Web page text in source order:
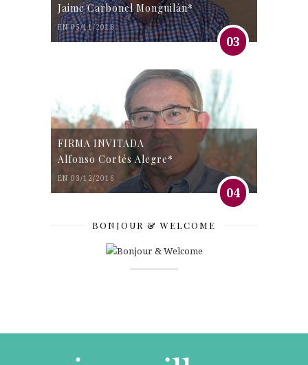
Jaime Carbonel Monguilán*
EN 05/11/2016
03
FIRMA INVITADA
Alfonso Cortés Alegre*
EN 03/12/2016
04
BONJOUR & WELCOME